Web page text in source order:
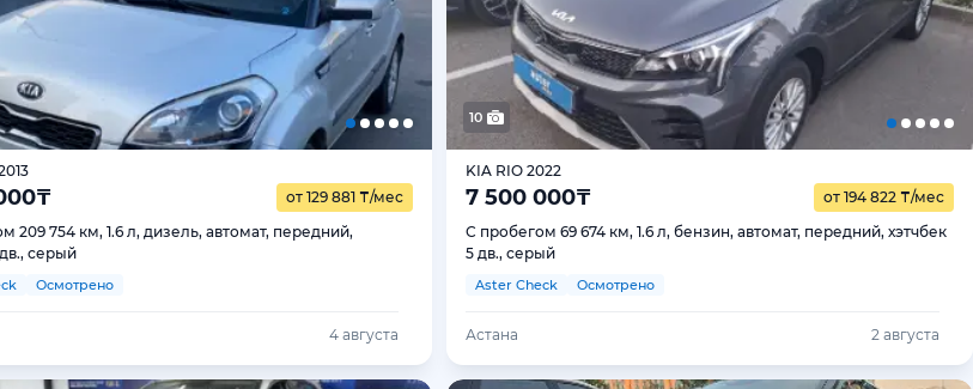
₸ от 129 881 ₸/мес
209 754 км, 1.6 л, дизель, автомат, передний,
серый
Осмотрено
4 августа
10
KIA RIO 2022
7 500 000₸ от 194 822 ₸/мес
С пробегом 69 674 км, 1.6 л, бензин, автомат, передний, хэтчбек
5 дв., серый
Aster Check Осмотрено
Астана 2 августа